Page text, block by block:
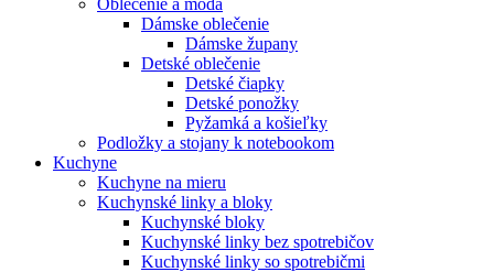
Dámske oblečenie
Dámske župany
Detské oblečenie
Detské čiapky
Detské ponožky
Pyžamká a košieľky
Podložky a stojany k notebookom
Kuchyne
Kuchyne na mieru
Kuchynské linky a bloky
Kuchynské bloky
Kuchynské linky bez spotrebičov
Kuchynské linky so spotrebičmi